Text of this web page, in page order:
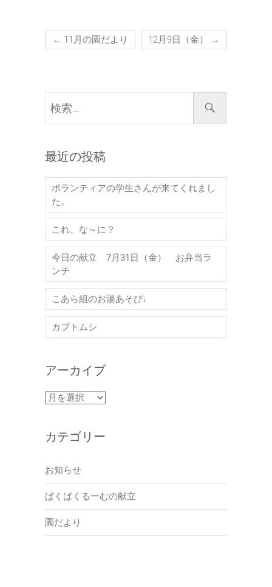
← 11月の園だより 12月9日（金） →
索…
最近の投稿
ボランティアの学生さんが来てくれまし
た。
これ、な～に？
今日の献立 7月31日（金） お弁当ラ
ンチ
こあら組のお湯あそび♩
カブトムシ
アーカイブ
ア
イ
カテゴリー
お知らせ
ぱくぱくるーむの献立
園だより